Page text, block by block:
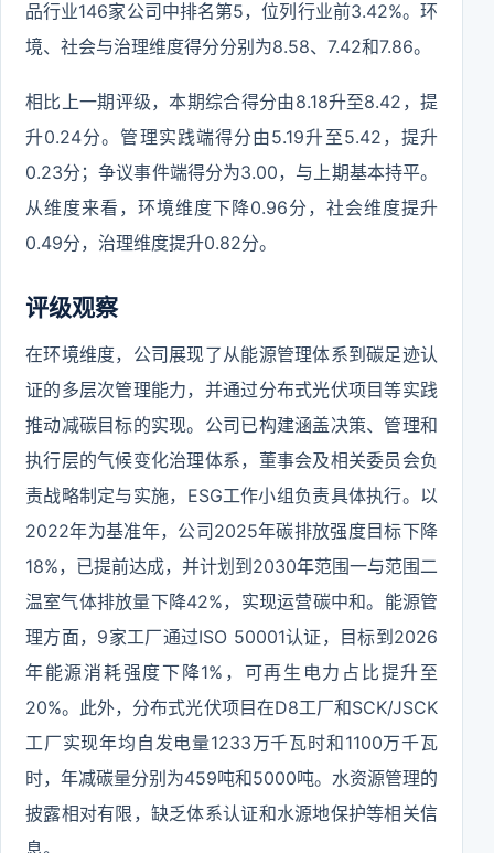
品行业146家公司中排名第5，位列行业前3.42%。环
境、社会与治理维度得分分别为8.58、7.42和7.86。
相比上一期评级，本期综合得分由8.18升至8.42，提
升0.24分。管理实践端得分由5.19升至5.42，提升
0.23分；争议事件端得分为3.00，与上期基本持平。
从维度来看，环境维度下降0.96分，社会维度提升
0.49分，治理维度提升0.82分。
评级观察
在环境维度，公司展现了从能源管理体系到碳足迹认
证的多层次管理能力，并通过分布式光伏项目等实践
推动减碳目标的实现。公司已构建涵盖决策、管理和
执行层的气候变化治理体系，董事会及相关委员会负
责战略制定与实施，ESG工作小组负责具体执行。以
2022年为基准年，公司2025年碳排放强度目标下降
18%，已提前达成，并计划到2030年范围一与范围二
温室气体排放量下降42%，实现运营碳中和。能源管
理方面，9家工厂通过ISO 50001认证，目标到2026
年能源消耗强度下降1%，可再生电力占比提升至
20%。此外，分布式光伏项目在D8工厂和SCK/JSCK
工厂实现年均自发电量1233万千瓦时和1100万千瓦
时，年减碳量分别为459吨和5000吨。水资源管理的
披露相对有限，缺乏体系认证和水源地保护等相关信
息。